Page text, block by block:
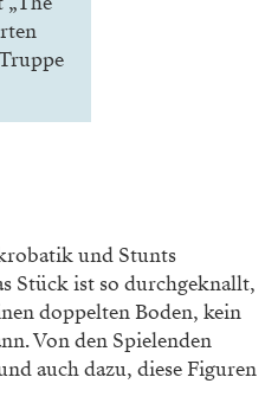
und Stunts
Stückist so durchgeknallt,
doppelten Boden, kein
Von den Spielenden
auch dazu, diese Figuren